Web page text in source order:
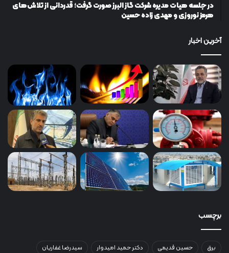
در جلسه هیات مدیره شرکت گاز البرز صورت گرفت؛ قدردانی از تلاش‌های
هرمز نوروزی و مهدی زاده حسین
آخرین اخبار
برچسب
برق حسین قدیمی دکتر حمید امیدوار
سیدرضا غفاریان